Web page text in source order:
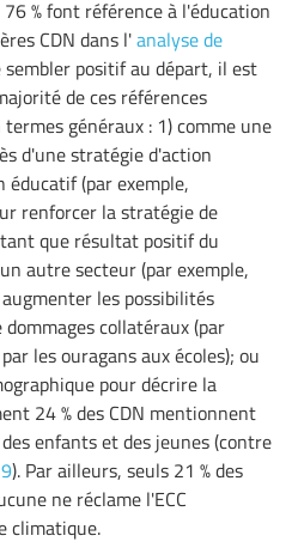
% font référence à l'éducation
CDN dans l'analyse de
sembler positif au départ, il est
de ces références
généraux : 1) comme une
d'une stratégie d'action
(par exemple,
renforcer la stratégie de
que résultat positif du
autre secteur (par exemple,
les possibilités
collatéraux (par
les ouragans aux écoles); ou
pour décrire la
24 % des CDN mentionnent
enfants et des jeunes (contre
). Par ailleurs, seuls 21 % des
ne réclame l'ECC
climatique.